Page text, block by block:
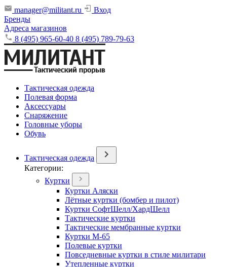
manager@militant.ru
Вход
Бренды
Адреса магазинов
8 (495) 965-60-40 8 (495) 789-79-63
Тактическая одежда
Полевая форма
Аксессуары
Снаряжение
Головные уборы
Обувь
Тактическая одежда
Категории:
Куртки
Куртки Аляски
Лётные куртки (бомбер и пилот)
Куртки СофтШелл/ХардШелл
Тактические куртки
Тактические мембранные куртки
Куртки М-65
Полевые куртки
Повседневные куртки в стиле милитари
Утепленные куртки